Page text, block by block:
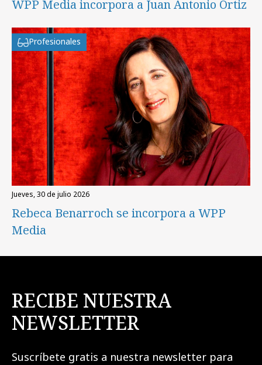
WPP Media incorpora a Juan Antonio Ortiz
Profesionales
jueves, 30 de julio 2026
Rebeca Benarroch se incorpora a WPP
Media
RECIBE NUESTRA
NEWSLETTER
Suscríbete gratis a nuestra newsletter para